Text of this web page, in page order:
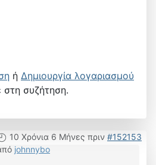
ή Δημιουργία λογαριασμού
συζήτηση.
10 Χρόνια 6 Μήνες πριν #152153
johnnybo